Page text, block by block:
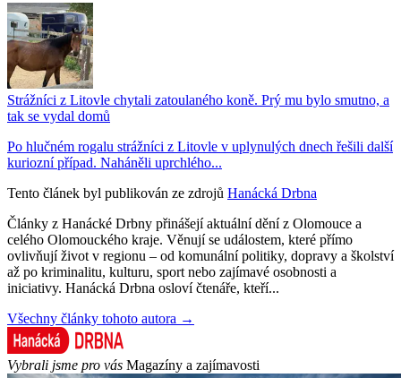
Strážníci z Litovle chytali zatoulaného koně. Prý mu bylo smutno, a
tak se vydal domů
Po hlučném rogalu strážníci z Litovle v uplynulých dnech řešili další
kuriozní případ. Naháněli uprchlého...
Tento článek byl publikován ze zdrojů Hanácká Drbna
Články z Hanácké Drbny přinášejí aktuální dění z Olomouce a
celého Olomouckého kraje. Věnují se událostem, které přímo
ovlivňují život v regionu – od komunální politiky, dopravy a školství
až po kriminalitu, kulturu, sport nebo zajímavé osobnosti a
iniciativy. Hanácká Drbna osloví čtenáře, kteří...
Všechny články tohoto autora →
Vybrali jsme pro vás Magazíny a zajímavosti